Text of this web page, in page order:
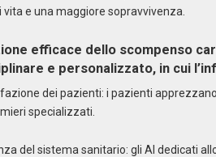
e una maggiore sopravvivenza.
efficace dello scompenso
e personalizzato, in cui
dei pazienti: i pazienti
specializzati.
del sistema sanitario: gli AI dedicati